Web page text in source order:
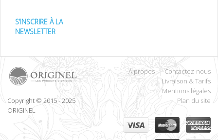
S’INSCRIRE À LA
NEWSLETTER
Copyright © 2015 - 2025
ORIGINEL
À propos
Contactez-nous
Livraison & Tarifs
Mentions légales
Plan du site